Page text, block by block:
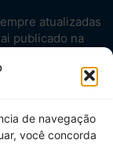
de navegação
você concorda
atualizadas
publicado na